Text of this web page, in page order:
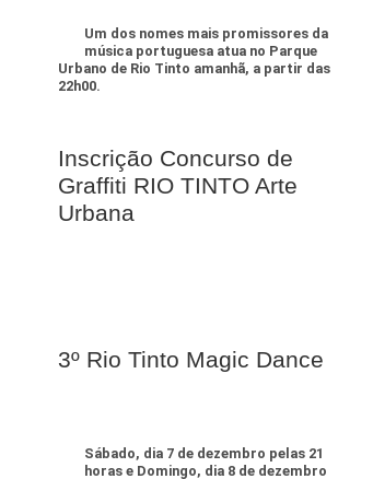
Um dos nomes mais promissores da
música portuguesa atua no Parque
Urbano de Rio Tinto amanhã, a partir das
22h00.
Inscrição Concurso de
Graffiti RIO TINTO Arte
Urbana
3º Rio Tinto Magic Dance
Sábado, dia 7 de dezembro pelas 21
horas e Domingo, dia 8 de dezembro